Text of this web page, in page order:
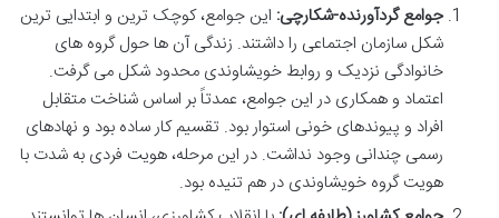
جوامع گردآورنده-شکارچی: این جوامع، کوچک ترین و ابتدایی ترین
شکل سازمان اجتماعی را داشتند. زندگی آن ها حول گروه های
خانوادگی نزدیک و روابط خویشاوندی محدود شکل می گرفت.
اعتماد و همکاری در این جوامع، عمدتاً بر اساس شناخت متقابل
افراد و پیوندهای خونی استوار بود. تقسیم کار ساده بود و نهادهای
رسمی چندانی وجود نداشت. در این مرحله، هویت فردی به شدت با
هویت گروه خویشاوندی در هم تنیده بود.